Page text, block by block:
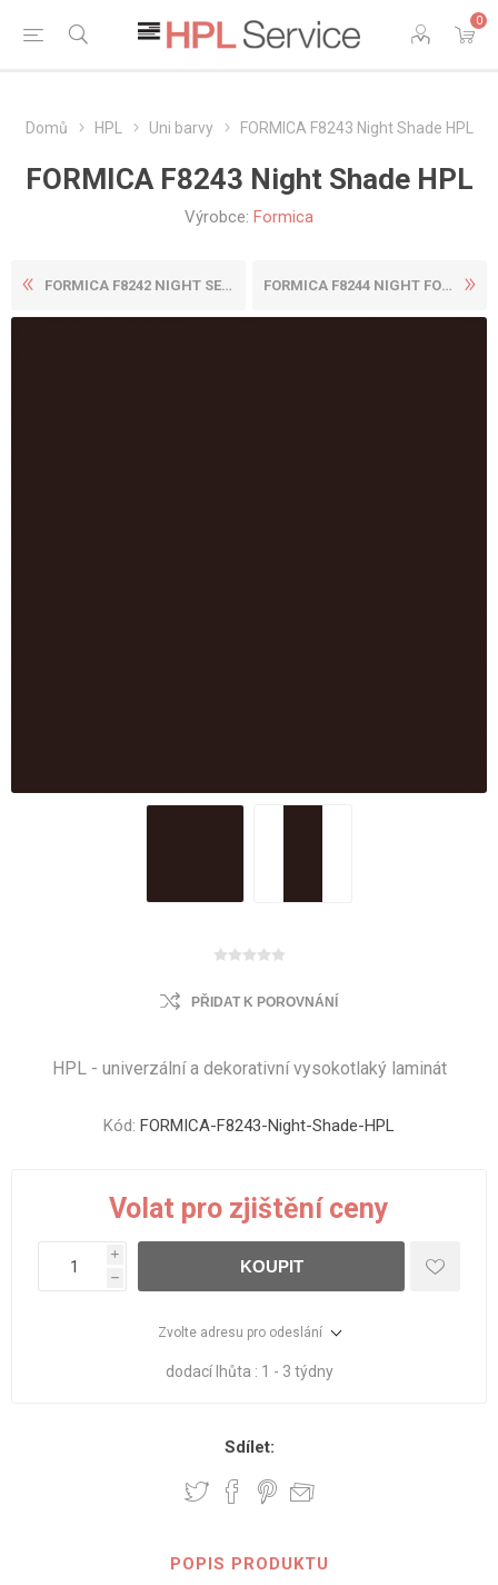
0
Domů HPL Uni barvy FORMICA F8243 Night Shade HPL
FORMICA F8243 Night Shade HPL
Výrobce: Formica
FORMICA F8242 NIGHT SEA HPL FORMICA F8244 NIGHT FOREST ...
PŘIDAT K POROVNÁNÍ
HPL - univerzální a dekorativní vysokotlaký laminát
Kód: FORMICA-F8243-Night-Shade-HPL
Volat pro zjištění ceny
i
h
KOUPIT
Zvolte adresu pro odeslání
dodací lhůta : 1 - 3 týdny
Sdílet:
POPIS PRODUKTU